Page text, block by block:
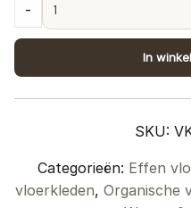
x
cm
quantity
-
In
SKU:
Categorieën: Effen
vloerkleden, Organische